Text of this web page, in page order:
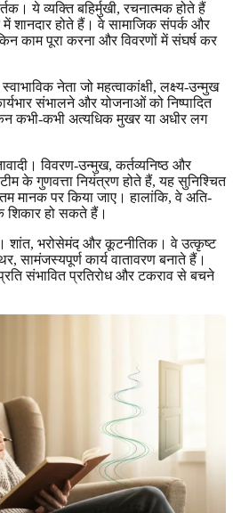
ये व्यक्ति बहिर्मुखी, रचनात्मक होते हैं
शानदार होते हैं। वे सामाजिक संपर्क और
काम पूरा करना और विवरणों में संघर्ष कर
नेता जो महत्वाकांक्षी, लक्ष्य-उन्मुख
संभालने और योजनाओं को निष्पादित
कभी-कभी अत्यधिक मुखर या अधीर लग
विवरण-उन्मुख, कर्तव्यनिष्ठ और
के गुणवत्ता नियंत्रण होते हैं, यह सुनिश्चित
मानक पर किया जाए। हालांकि, वे अति-
शिकार हो सकते हैं।
शांत, भरोसेमंद और कूटनीतिक। वे उत्कृष्ट
सामंजस्यपूर्ण कार्य वातावरण बनाते हैं।
संभावित प्रतिरोध और टकराव से बचने